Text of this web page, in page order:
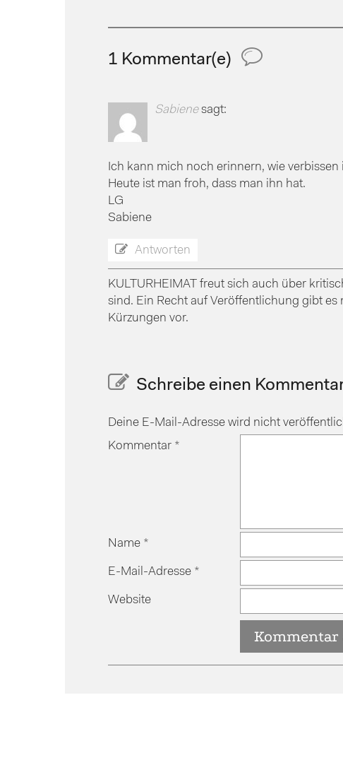
1 Kommentar(e)
Sabiene sagt:
Ich kann mich noch erinnern, wie
Heute ist man froh, dass man ihn hat.
LG
Sabiene
Antworten
KULTURHEIMAT freut sich auch über
sind. Ein Recht auf Veröffentlichung gibt
Kürzungen vor.
Schreibe einen
Deine E-Mail-Adresse wird nicht
Kommentar *
Name *
E-Mail-Adresse *
Website